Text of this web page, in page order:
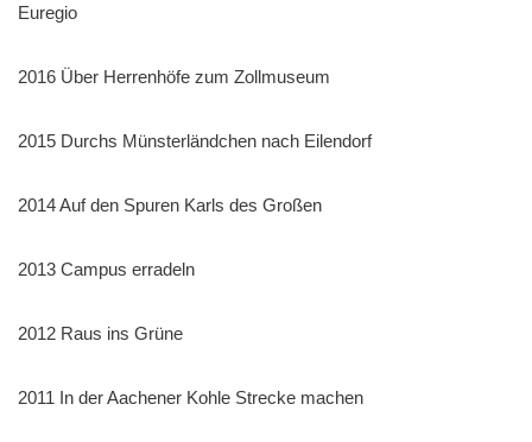
Euregio
2016 Über Herrenhöfe zum Zollmuseum
2015 Durchs Münsterländchen nach Eilendorf
2014 Auf den Spuren Karls des Großen
2013 Campus erradeln
2012 Raus ins Grüne
2011 In der Aachener Kohle Strecke machen